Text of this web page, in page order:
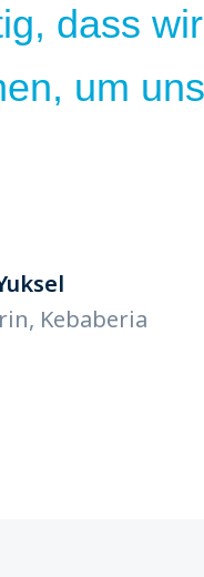
dass
um
Kebaberia